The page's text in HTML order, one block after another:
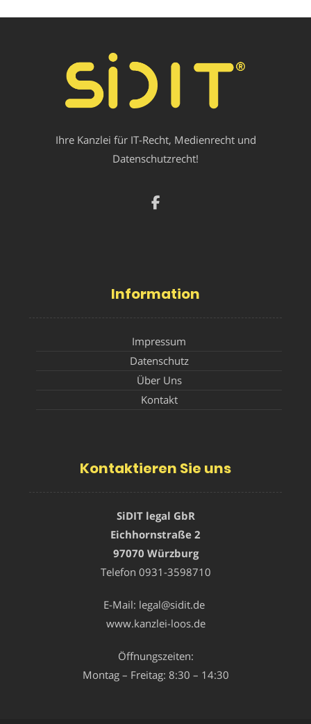
Ihre Kanzlei für IT-Recht, Medienrecht und
Datenschutzrecht!
Information
Impressum
Datenschutz
Über Uns
Kontakt
Kontaktieren Sie uns
SiDIT legal GbR
Eichhornstraße 2
97070 Würzburg
Telefon 0931-3598710
E-Mail: legal@sidit.de
www.kanzlei-loos.de
Öffnungszeiten:
Montag – Freitag: 8:30 – 14:30